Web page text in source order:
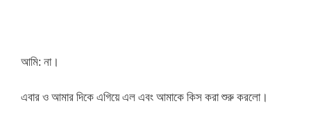
আমি: না।
এবার ও আমার দিকে এগিয়ে এল এবং আমাকে কিস করা শুরু করলো।